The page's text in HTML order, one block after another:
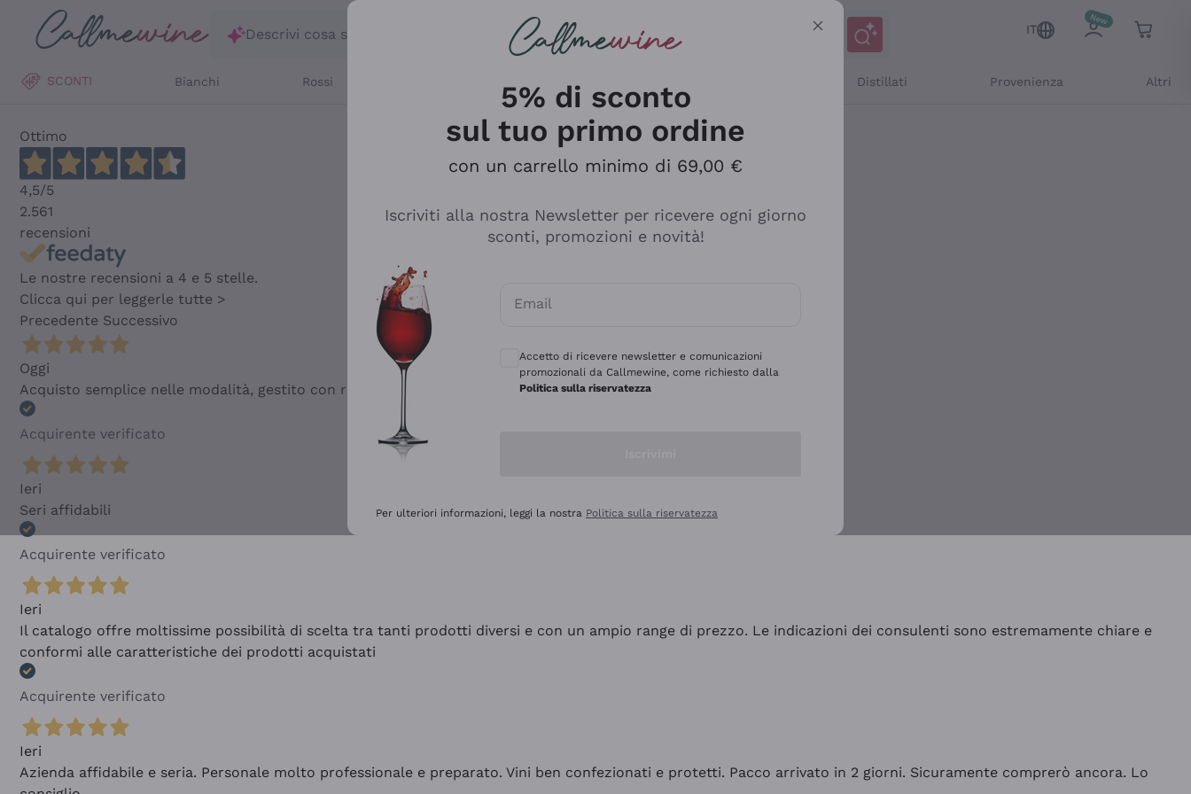
Salta al contenuto principale
Descrivi cosa stai cercando
IT
SCONTI Bianchi Rossi Distillati Provenienza Altri
Ottimo
4,5/5
2.561
recensioni
Le nostre recensioni a 4 e 5 stelle.
Clicca qui per leggerle tutte >
Precedente Successivo
Oggi
Acquisto semplice nelle modalità, gestito con rapidità e professionalità
Acquirente verificato
Ieri
Seri affidabili
Acquirente verificato
Ieri
Il catalogo offre moltissime possibilità di scelta tra tanti prodotti diversi e con un ampio range di prezzo. Le indicazioni dei consulenti sono estremamente chiare e
conformi alle caratteristiche dei prodotti acquistati
Acquirente verificato
Ieri
Azienda affidabile e seria. Personale molto professionale e preparato. Vini ben confezionati e protetti. Pacco arrivato in 2 giorni. Sicuramente comprerò ancora. Lo
5% di sconto
sul tuo primo ordine
con un carrello minimo di 69,00 €
Iscriviti alla nostra Newsletter per ricevere ogni giorno
sconti, promozioni e novità!
Email
Accetto di ricevere newsletter e comunicazioni
promozionali da Callmewine, come richiesto dalla
Politica sulla riservatezza
Per ulteriori informazioni, leggi la nostra Politica sulla riservatezza